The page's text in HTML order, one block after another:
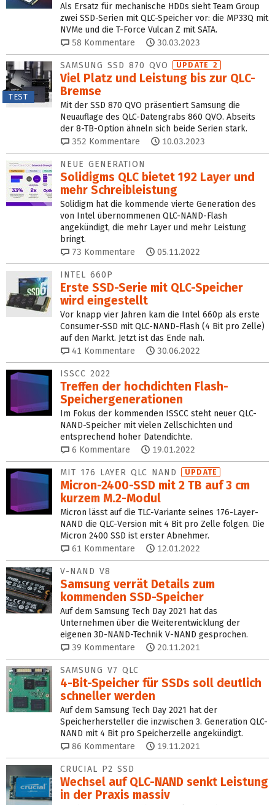
Als Ersatz für mechanische HDDs sieht Team Group
zwei SSD-Serien mit QLC-Speicher vor: die MP33Q mit
NVMe und die T-Force Vulcan Z mit SATA.
58 Kommentare 30.03.2023
TEST
SAMSUNG SSD 870 QVO UPDATE 2
Viel Platz und Leistung bis zur QLC-
Bremse
Mit der SSD 870 QVO präsentiert Samsung die
Neuauflage des QLC-Datengrabs 860 QVO. Abseits
der 8-TB-Option ähneln sich beide Serien stark.
352 Kommentare 10.03.2023
NEUE GENERATION
Solidigms QLC bietet 192 Layer und
mehr Schreibleistung
Solidigm hat die kommende vierte Generation des
von Intel übernommenen QLC-NAND-Flash
angekündigt, die mehr Layer und mehr Leistung
bringt.
73 Kommentare 05.11.2022
INTEL 660P
Erste SSD-Serie mit QLC-Speicher
wird eingestellt
Vor knapp vier Jahren kam die Intel 660p als erste
Consumer-SSD mit QLC-NAND-Flash (4 Bit pro Zelle)
auf den Markt. Jetzt ist das Ende nah.
41 Kommentare 30.06.2022
ISSCC 2022
Treffen der hochdichten Flash-
Speichergenerationen
Im Fokus der kommenden ISSCC steht neuer QLC-
NAND-Speicher mit vielen Zellschichten und
entsprechend hoher Datendichte.
6 Kommentare 19.01.2022
MIT 176 LAYER QLC NAND UPDATE
Micron-2400-SSD mit 2 TB auf 3 cm
kurzem M.2‑Modul
Micron lässt auf die TLC-Variante seines 176-Layer-
NAND die QLC-Version mit 4 Bit pro Zelle folgen. Die
Micron 2400 SSD ist erster Abnehmer.
61 Kommentare 12.01.2022
V-NAND V8
Samsung verrät Details zum
kommenden SSD-Speicher
Auf dem Samsung Tech Day 2021 hat das
Unternehmen über die Weiterentwicklung der
eigenen 3D-NAND-Technik V-NAND gesprochen.
39 Kommentare 20.11.2021
SAMSUNG V7 QLC
4-Bit-Speicher für SSDs soll deutlich
schneller werden
Auf dem Samsung Tech Day 2021 hat der
Speicherhersteller die inzwischen 3. Generation QLC-
NAND mit 4 Bit pro Speicherzelle angekündigt.
86 Kommentare 19.11.2021
CRUCIAL P2 SSD
Wechsel auf QLC-NAND senkt Leistung
in der Praxis massiv